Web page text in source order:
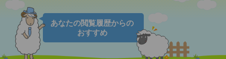
あなたの閲覧履歴からの
おすすめ